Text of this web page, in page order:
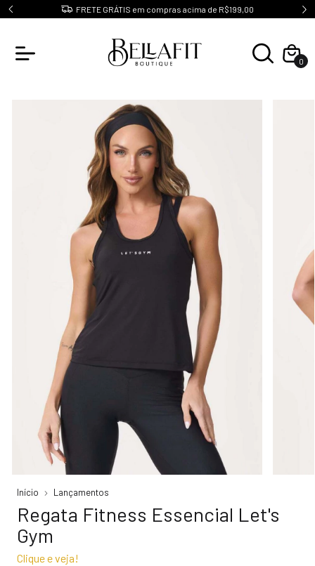
FRETE GRÁTIS em compras acima de R$199,00
0
Início Lançamentos
Regata Fitness Essencial Let's
Gym
Clique e veja!